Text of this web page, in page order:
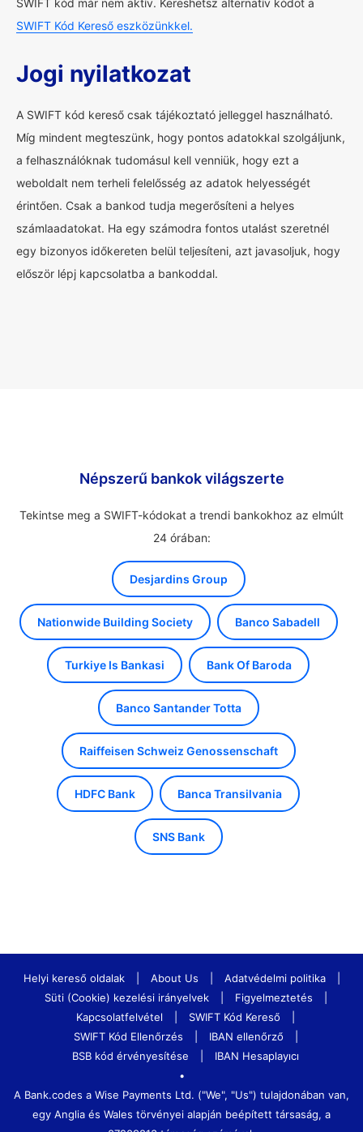
SWIFT kód már nem aktív. Kereshetsz alternatív kódot a
SWIFT Kód Kereső eszközünkkel.
Jogi nyilatkozat
A SWIFT kód kereső csak tájékoztató jelleggel használható.
Míg mindent megteszünk, hogy pontos adatokkal szolgáljunk,
a felhasználóknak tudomásul kell venniük, hogy ezt a
weboldalt nem terheli felelősség az adatok helyességét
érintően. Csak a bankod tudja megerősíteni a helyes
számlaadatokat. Ha egy számodra fontos utalást szeretnél
egy bizonyos időkereten belül teljesíteni, azt javasoljuk, hogy
először lépj kapcsolatba a bankoddal.
Népszerű bankok világszerte
Tekintse meg a SWIFT-kódokat a trendi bankokhoz az elmúlt
24 órában:
Desjardins Group
Nationwide Building Society Banco Sabadell
Turkiye Is Bankasi Bank Of Baroda
Banco Santander Totta
Raiffeisen Schweiz Genossenschaft
HDFC Bank Banca Transilvania
SNS Bank
Helyi kereső oldalak About Us Adatvédelmi politika
Süti (Cookie) kezelési irányelvek
Figyelmeztetés
Kapcsolatfelvétel
SWIFT Kód Kereső
SWIFT Kód Ellenőrzés
IBAN ellenőrző
BSB kód érvényesítése
IBAN Hesaplayıcı
•
A Bank.codes a Wise Payments Ltd. ("We", "Us") tulajdonában van,
egy Anglia és Wales törvényei alapján beépített társaság, a